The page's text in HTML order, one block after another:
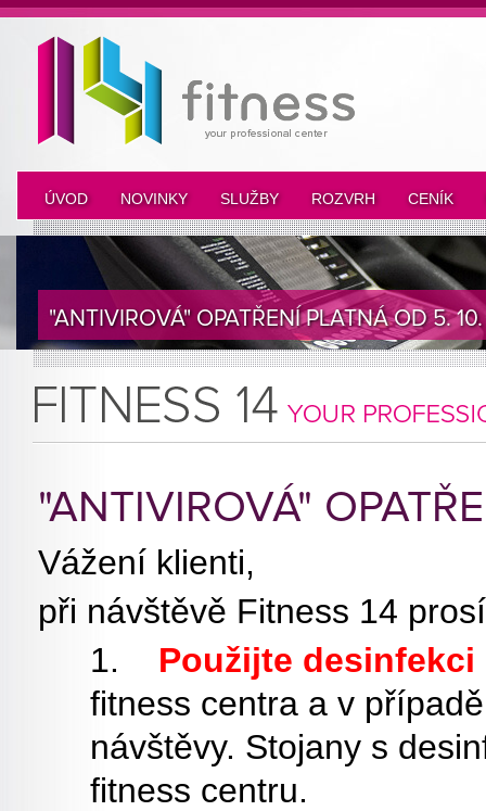
ÚVOD NOVINKY SLUŽBY ROZVRH CENÍK
"ANTIVIROVÁ" OPATŘENÍ PLATNÁ OD 5.
"ANTIVIROVÁ"
Vážení klienti,
při návštěvě Fitness 14
1. Použijte desinfekci
fitness centra a v
návštěvy. Stojany s
fitness centru.